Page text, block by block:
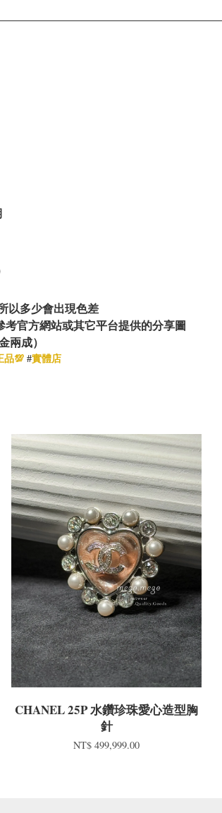
以多少會出現色差
官方網站或其它平台提供的分享圖
兩成）
品💯 #實體店
CHANEL 25P 水鑽珍珠愛心造型胸
針
NT$ 499,999.00